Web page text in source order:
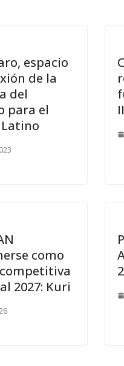
espacio
de la
del
para el
II
como
2027: Kuri